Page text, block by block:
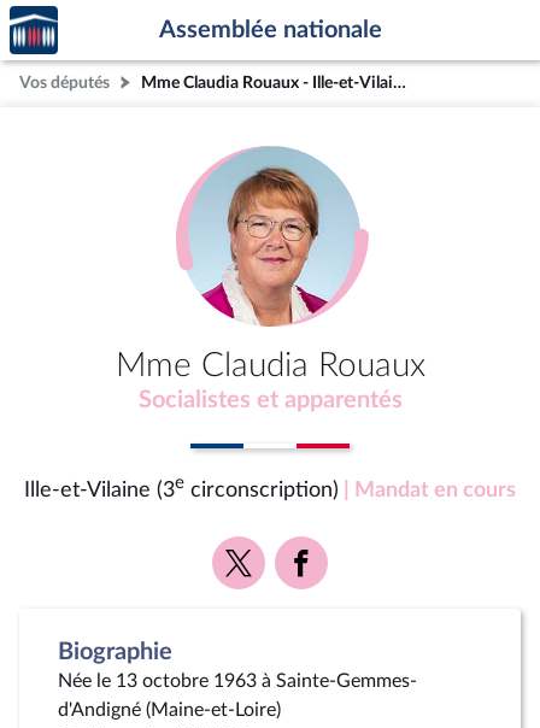
Aller au contenu
Aller en bas de la page
Accèder
à la
page
d'accueil
Assemblée nationale
Vos députés Mme Claudia Rouaux - Ille-et-Vilaine (3e circonscription)
Mme Claudia Rouaux
Socialistes et apparentés
Ille-et-Vilaine (3e circonscription) | Mandat en cours
Voir
la
Voir
la
Biographie
Née le 13 octobre 1963 à Sainte-Gemmes-
d'Andigné (Maine-et-Loire)